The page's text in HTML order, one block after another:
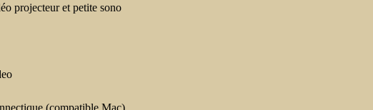
projecteur et petite sono
(compatible Mac)